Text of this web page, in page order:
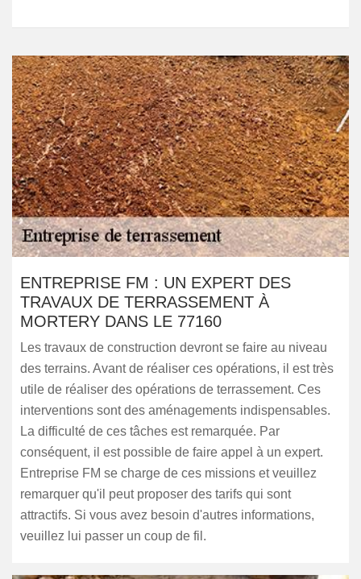
ENTREPRISE FM : UN EXPERT DES
TRAVAUX DE TERRASSEMENT À
MORTERY DANS LE 77160
Les travaux de construction devront se faire au niveau
des terrains. Avant de réaliser ces opérations, il est très
utile de réaliser des opérations de terrassement. Ces
interventions sont des aménagements indispensables.
La difficulté de ces tâches est remarquée. Par
conséquent, il est possible de faire appel à un expert.
Entreprise FM se charge de ces missions et veuillez
remarquer qu'il peut proposer des tarifs qui sont
attractifs. Si vous avez besoin d'autres informations,
veuillez lui passer un coup de fil.